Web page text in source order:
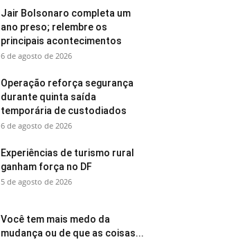
Jair Bolsonaro completa um
ano preso; relembre os
principais acontecimentos
6 de agosto de 2026
Operação reforça segurança
durante quinta saída
temporária de custodiados
6 de agosto de 2026
Experiências de turismo rural
ganham força no DF
5 de agosto de 2026
Você tem mais medo da
mudança ou de que as coisas...